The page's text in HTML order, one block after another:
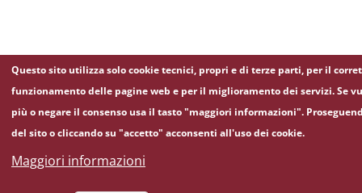
Questo sito utilizza solo cookie tecnici, propri e di terze parti, per il
funzionamento delle pagine web e per il miglioramento dei servizi. Se
più o negare il consenso usa il tasto "maggiori informazioni".
del sito o cliccando su "accetto" acconsenti all'uso dei cookie.
Maggiori informazioni